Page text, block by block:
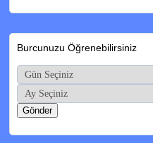
Burcunuzu Öğrenebilirsiniz